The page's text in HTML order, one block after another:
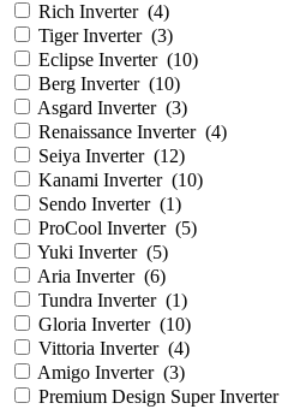
Rich Inverter (4)
Tiger Inverter (3)
Eclipse Inverter (10)
Berg Inverter (10)
Asgard Inverter (3)
Renaissance Inverter (4)
Seiya Inverter (12)
Kanami Inverter (10)
Sendo Inverter (1)
ProCool Inverter (5)
Yuki Inverter (5)
Aria Inverter (6)
Tundra Inverter (1)
Gloria Inverter (10)
Vittoria Inverter (4)
Amigo Inverter (3)
Premium Design Super Inverter